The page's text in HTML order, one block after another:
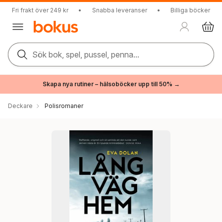
Fri frakt över 249 kr • Snabba leveranser • Billiga böcker
Sök bok, spel, pussel, penna...
Skapa nya rutiner – hälsoböcker upp till 50% →
Deckare Polisromaner